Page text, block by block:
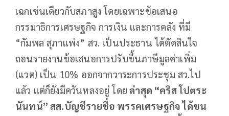
เฉกเช่นเดียวกับสภาสูง โดยเฉพาะข้อเสนอ
กรรมาธิการเศรษฐกิจ การเงิน และการคลัง ที่มี
“กัมพล สุภาแพ่ง” สว. เป็นประธาน ได้ตัดสินใจ
ถอนรายงานข้อเสนอการปรับขึ้นภาษีมูลค่าเพิ่ม
(แวต) เป็น 10% ออกจากวาระการประชุม สว.ไป
แล้ว แต่ก็ยังมีควันหลงอยู่ โดย ล่าสุด “คริส โปตระ
นันทน์” สส.บัญชีรายชื่อ พรรคเศรษฐกิจ ได้ขน